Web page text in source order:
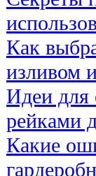
Как
изливом
Идеи для
рейками
Какие